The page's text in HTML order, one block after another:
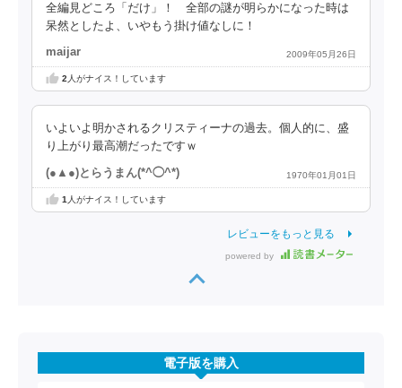
全編見どころ「だけ」！ 全部の謎が明らかになった時は
呆然としたよ、いやもう掛け値なしに！
maijar 2009年05月26日
2 人がナイス！しています
いよいよ明かされるクリスティーナの過去。個人的に、盛
り上がり最高潮だったですｗ
(●▲●)とらうまん(*^◯^*) 1970年01月01日
1 人がナイス！しています
レビューをもっと見る
powered by
電子版を購入